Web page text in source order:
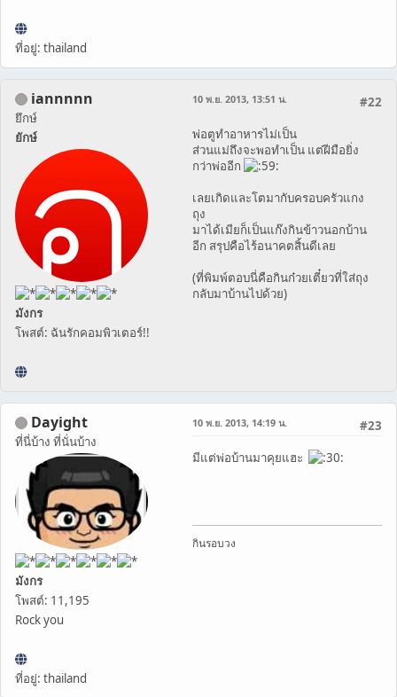
ที่อยู่: thailand
iannnnn
ยึกษ์
ยักษ์
มังกร
โพสต์: ฉันรักคอมพิวเตอร์!!
#22
10 พ.ย. 2013, 13:51 น.
พ่อตูทำอาหารไม่เป็น
ส่วนแม่ถึงจะพอทำเป็น แต่ฝีมือยิ่ง
กว่าพ่ออีก
เลยเกิดและโตมากับครอบครัวแกง
ถุง
มาได้เมียก็เป็นแก๊งกินข้าวนอกบ้าน
อีก สรุปคือไร้อนาคตสิ้นดีเลย
(ที่พิมพ์ตอบนี่คือกินก๋วยเตี๋ยวที่ใส่ถุง
กลับมาบ้านไปด้วย)
Dayight
ที่นี่บ้าง ที่นั่นบ้าง
มังกร
โพสต์: 11,195
Rock you
ที่อยู่: thailand
#23
10 พ.ย. 2013, 14:19 น.
มีแต่พ่อบ้านมาคุยแฮะ
กินรอบวง